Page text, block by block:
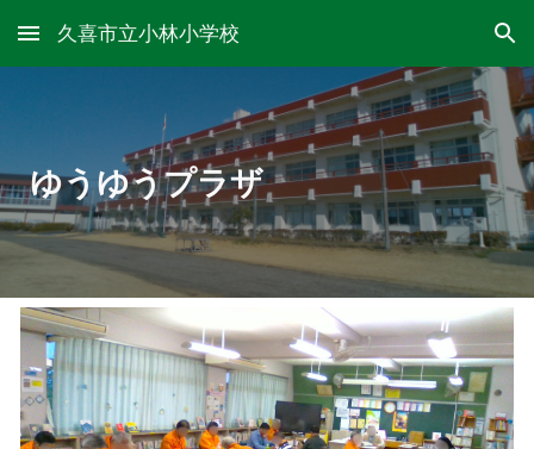
Skip to main content Skip to navigation
久喜市立小林小学校
ゆうゆうプラザ